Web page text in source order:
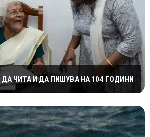
ЧИТА И ДА ПИШУВА НА 104 ГОДИНИ